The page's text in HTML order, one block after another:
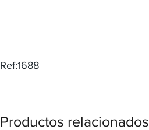
Ref:1688
Productos relacionados